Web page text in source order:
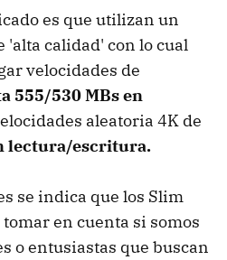
es que utilizan un
'alta calidad' con lo cual
velocidades de
555/530 MBs en
aleatoria 4K de
lectura/escritura.
se indica que los Slim
en cuenta si somos
o entusiastas que buscan